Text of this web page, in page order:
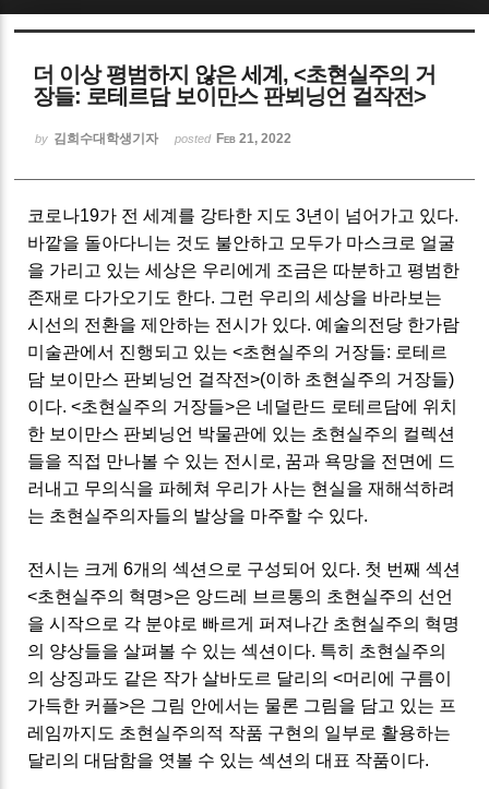
더 이상 평범하지 않은 세계, <초현실주의 거
장들: 로테르담 보이만스 판뵈닝언 걸작전>
by 김희수대학생기자 posted Feb 21, 2022
코로나19가 전 세계를 강타한 지도 3년이 넘어가고 있다.
바깥을 돌아다니는 것도 불안하고 모두가 마스크로 얼굴
을 가리고 있는 세상은 우리에게 조금은 따분하고 평범한
존재로 다가오기도 한다. 그런 우리의 세상을 바라보는
시선의 전환을 제안하는 전시가 있다. 예술의전당 한가람
미술관에서 진행되고 있는 <초현실주의 거장들: 로테르
담 보이만스 판뵈닝언 걸작전>(이하 초현실주의 거장들)
이다. <초현실주의 거장들>은 네덜란드 로테르담에 위치
한 보이만스 판뵈닝언 박물관에 있는 초현실주의 컬렉션
들을 직접 만나볼 수 있는 전시로, 꿈과 욕망을 전면에 드
러내고 무의식을 파헤쳐 우리가 사는 현실을 재해석하려
는 초현실주의자들의 발상을 마주할 수 있다.
전시는 크게 6개의 섹션으로 구성되어 있다. 첫 번째 섹션
<초현실주의 혁명>은 앙드레 브르통의 초현실주의 선언
을 시작으로 각 분야로 빠르게 퍼져나간 초현실주의 혁명
의 양상들을 살펴볼 수 있는 섹션이다. 특히 초현실주의
의 상징과도 같은 작가 살바도르 달리의 <머리에 구름이
가득한 커플>은 그림 안에서는 물론 그림을 담고 있는 프
레임까지도 초현실주의적 작품 구현의 일부로 활용하는
달리의 대담함을 엿볼 수 있는 섹션의 대표 작품이다.
Sketchbook5, 스케치북5
Sketchbook5, 스케치북5